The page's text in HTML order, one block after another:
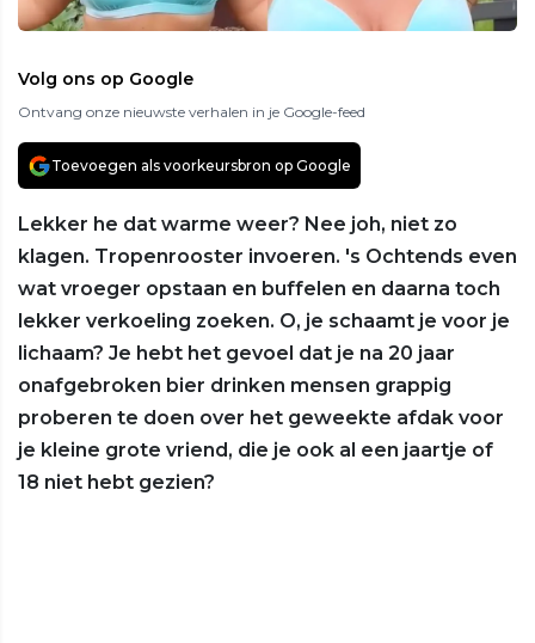
Volg ons op Google
Ontvang onze nieuwste verhalen in je Google-feed
Toevoegen als voorkeursbron op Google
Lekker he dat warme weer? Nee joh, niet zo
klagen. Tropenrooster invoeren. 's Ochtends even
wat vroeger opstaan en buffelen en daarna toch
lekker verkoeling zoeken. O, je schaamt je voor je
lichaam? Je hebt het gevoel dat je na 20 jaar
onafgebroken bier drinken mensen grappig
proberen te doen over het geweekte afdak voor
je kleine grote vriend, die je ook al een jaartje of
18 niet hebt gezien?